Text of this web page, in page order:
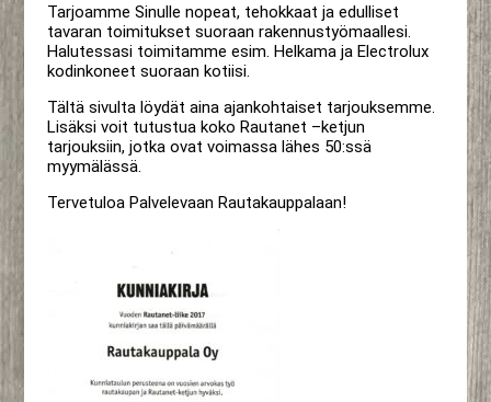
Tarjoamme Sinulle nopeat, tehokkaat ja edulliset
tavaran toimitukset suoraan rakennustyömaallesi.
Halutessasi toimitamme esim. Helkama ja Electrolux
kodinkoneet suoraan kotiisi.
Tältä sivulta löydät aina ajankohtaiset tarjouksemme.
Lisäksi voit tutustua koko Rautanet –ketjun
tarjouksiin, jotka ovat voimassa lähes 50:ssä
myymälässä.
Tervetuloa Palvelevaan Rautakauppalaan!